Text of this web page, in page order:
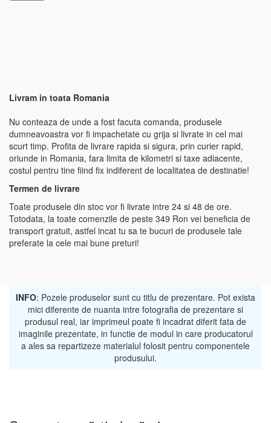
Livram in toata Romania
Nu conteaza de unde a fost facuta comanda, produsele
dumneavoastra vor fi impachetate cu grija si livrate in cel mai
scurt timp. Profita de livrare rapida si sigura, prin curier rapid,
oriunde in Romania, fara limita de kilometri si taxe adiacente,
costul pentru tine fiind fix indiferent de localitatea de destinatie!
Termen de livrare
Toate produsele din stoc vor fi livrate intre 24 si 48 de ore.
Totodata, la toate comenzile de peste 349 Ron vei beneficia de
transport gratuit, astfel incat tu sa te bucuri de produsele tale
preferate la cele mai bune preturi!
INFO: Pozele produselor sunt cu titlu de prezentare. Pot exista
mici diferente de nuanta intre fotografia de prezentare si
produsul real, iar imprimeul poate fi incadrat diferit fata de
imaginile prezentate, in functie de modul in care producatorul
a ales sa repartizeze materialul folosit pentru componentele
produsului.